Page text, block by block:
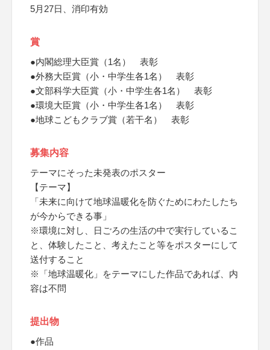
5月27日、消印有効
賞
●内閣総理大臣賞（1名） 表彰
●外務大臣賞（小・中学生各1名） 表彰
●文部科学大臣賞（小・中学生各1名） 表彰
●環境大臣賞（小・中学生各1名） 表彰
●地球こどもクラブ賞（若干名） 表彰
募集内容
テーマにそった未発表のポスター
【テーマ】
「未来に向けて地球温暖化を防ぐためにわたしたち
が今からできる事」
※環境に対し、日ごろの生活の中で実行しているこ
と、体験したこと、考えたこと等をポスターにして
送付すること
※「地球温暖化」をテーマにした作品であれば、内
容は不問
提出物
●作品